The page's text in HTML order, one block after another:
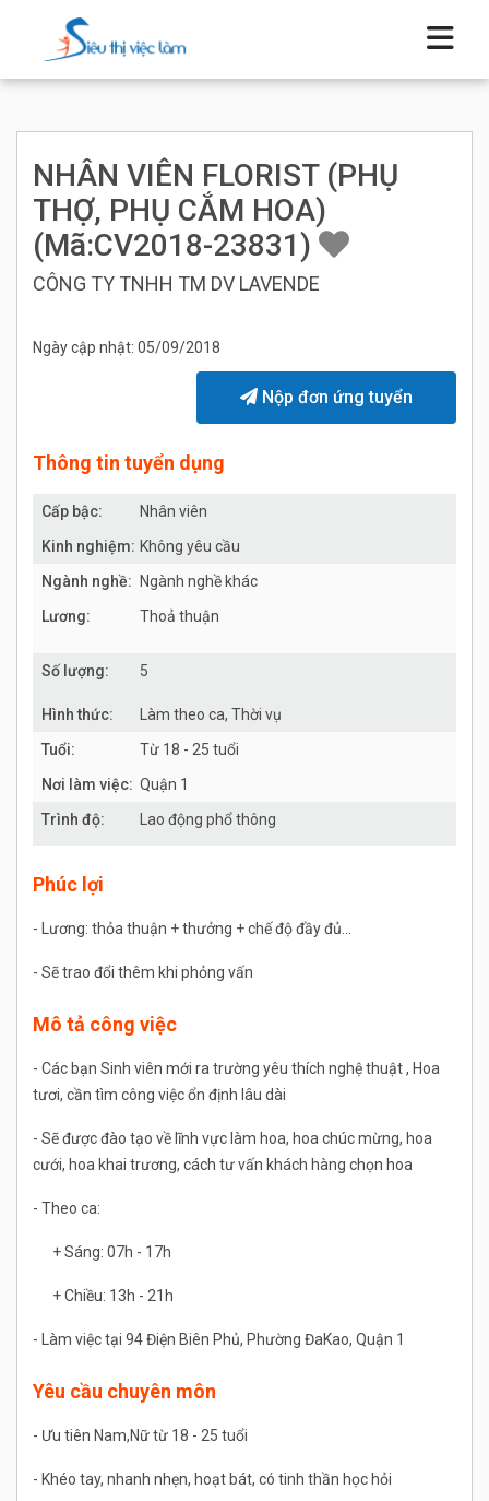
NHÂN VIÊN FLORIST (PHỤ
THỢ, PHỤ CẮM HOA)
(Mã:CV2018-23831)
CÔNG TY TNHH TM DV LAVENDE
Ngày cập nhật: 05/09/2018
Nộp đơn ứng tuyển
Thông tin tuyển dụng
Cấp bậc:
Nhân viên
Kinh nghiệm: Không yêu cầu
Ngành nghề:
Ngành nghề khác
Lương:
Thoả thuận
Số lượng: 5
Hình thức:
Làm theo ca, Thời vụ
Tuổi:
Từ 18 - 25 tuổi
Nơi làm việc: Quận 1
Trình độ:
Lao động phổ thông
Phúc lợi
- Lương: thỏa thuận + thưởng + chế độ đầy đủ...
- Sẽ trao đổi thêm khi phỏng vấn
Mô tả công việc
- Các bạn Sinh viên mới ra trường yêu thích nghệ thuật , Hoa
tươi, cần tìm công việc ổn định lâu dài
- Sẽ được đào tạo về lĩnh vực làm hoa, hoa chúc mừng, hoa
cưới, hoa khai trương, cách tư vấn khách hàng chọn hoa
- Theo ca:
+ Sáng: 07h - 17h
+ Chiều: 13h - 21h
- Làm việc tại 94 Điện Biên Phủ, Phường ĐaKao, Quận 1
Yêu cầu chuyên môn
- Ưu tiên Nam,Nữ từ 18 - 25 tuổi
- Khéo tay, nhanh nhẹn, hoạt bát, có tinh thần học hỏi